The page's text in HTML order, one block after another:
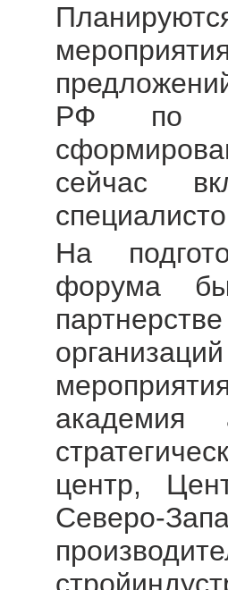
РФ по
сейчас
На
форума
академия
центр,
Северо-